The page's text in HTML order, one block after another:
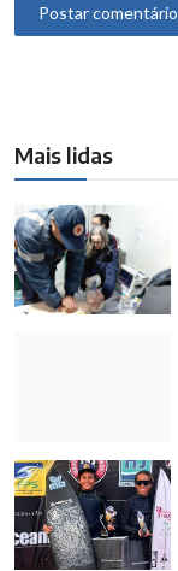
Postar comentário
Mais lidas